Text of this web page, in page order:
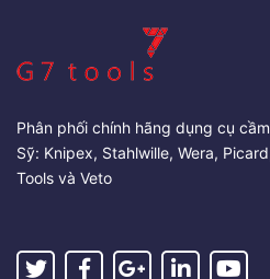
Phân phối chính hãng dụng cụ
Sỹ: Knipex, Stahlwille, Wera,
Tools và Veto